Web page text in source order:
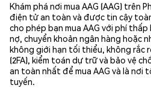
Khám phá nơi mua AAG (AAG) trên
điện tử an toàn và được tin cậy
cho phép bạn mua AAG với phí
nợ, chuyển khoản ngân hàng hoặc
không giới hạn tối thiểu, không rắc
(2FA), kiểm toán dự trữ và bảo vệ
an toàn nhất để mua AAG và là nơi
tuyến.